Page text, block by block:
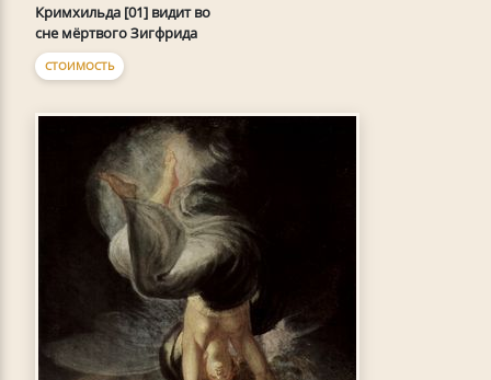
Кримхильда [01] видит во
сне мёртвого Зигфрида
СТОИМОСТЬ